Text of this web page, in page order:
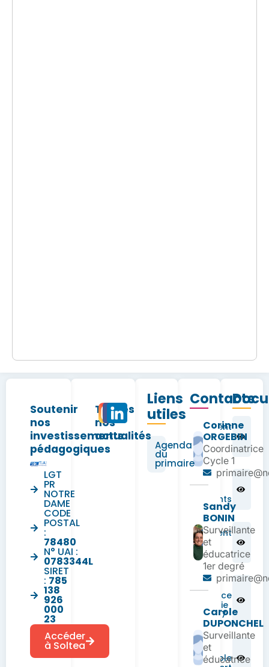
Règlement
Intérieur
Primaire
Charte des
parents
correspondants
Règlement
pôle
médical
Fiche
d’urgence
infirmerie
RS 26-27
Un
cartable
Contacts
Corinne
ORGEBIN
Coordinatrice
Cycle 1
Sandy
BONIN
Surveillante
et
éducatrice
1er degré
Carole
DUPONCHEL
Surveillante
et
éducatrice
Liens
utiles
Agenda
du
primaire
Toutes
nos
actualités
Soutenir
nos
investissements
pédagogiques
LGT
PR
NOTRE
DAME
CODE
POSTAL
:
78480
N° UAI :
0783344L
SIRET
: 785
138
926
000
23
Accéder
à Soltea